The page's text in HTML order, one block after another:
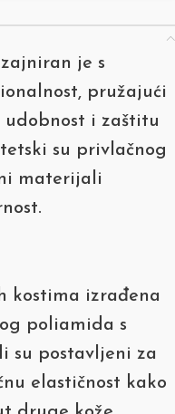
je s
pružajući
i zaštitu
su privlačnog
materijali
kostima izrađena
poliamida s
su postavljeni za
elastičnost kako